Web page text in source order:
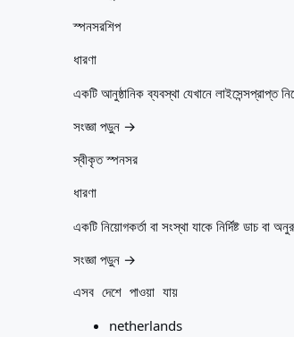
স্পনসরশিপ
ধারণা
একটি আনুষ্ঠানিক ব্যবস্থা যেখানে
সংজ্ঞা পড়ুন →
স্বীকৃত স্পনসর
ধারণা
একটি নিয়োগকর্তা বা সংস্থা যাকে নির্দিষ্ট ডাচ
সংজ্ঞা পড়ুন →
এসব দেশে পাওয়া যায়
netherlands